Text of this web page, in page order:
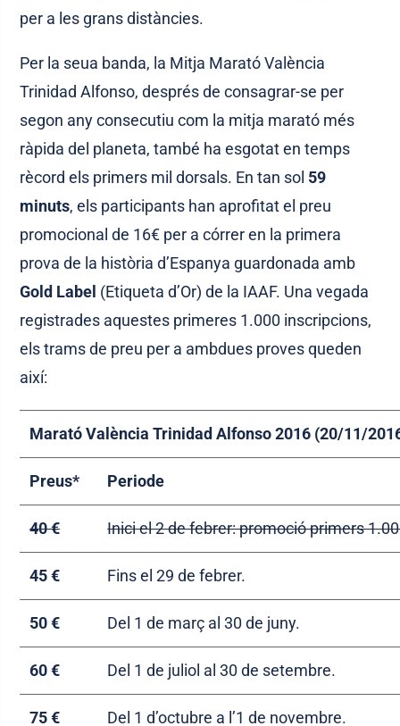
per a les grans distàncies.
Per la seua banda, la Mitja Marató València
Trinidad Alfonso, després de consagrar-se per
segon any consecutiu com la mitja marató més
ràpida del planeta, també ha esgotat en temps
rècord els primers mil dorsals. En tan sol 59
minuts, els participants han aprofitat el preu
promocional de 16€ per a córrer en la primera
prova de la història d’Espanya guardonada amb
Gold Label (Etiqueta d’Or) de la IAAF. Una vegada
registrades aquestes primeres 1.000 inscripcions,
els trams de preu per a ambdues proves queden
així:
Marató València Trinidad Alfonso 2016 (20/11/
Preus* Periode
40 € Inici el 2 de febrer: promoció primers
45 € Fins el 29 de febrer.
50 € Del 1 de març al 30 de juny.
60 € Del 1 de juliol al 30 de setembre.
75 € Del 1 d’octubre a l’1 de novembre.